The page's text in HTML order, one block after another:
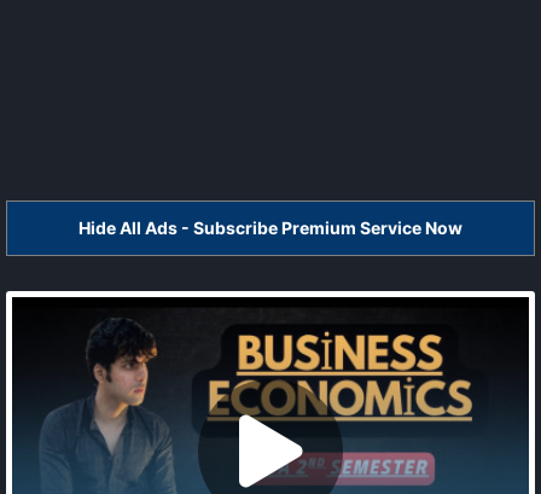
Hide All Ads - Subscribe Premium Service Now